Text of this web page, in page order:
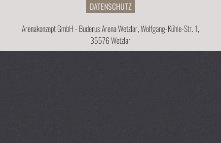
DATENSCHUTZ
Arenakonzept GmbH - Buderus Arena Wetzlar, Wolfgang-Kühle-Str. 1,
35576 Wetzlar